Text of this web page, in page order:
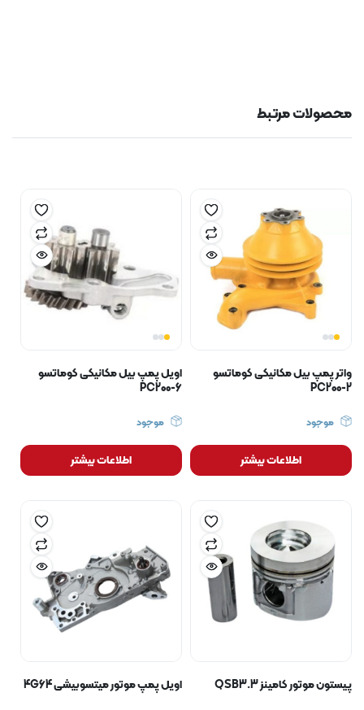
محصولات مرتبط
واتر پمپ بیل مکانیکی کوماتسو
PC200-2
موجود
اطلاعات بیشتر
اویل پمپ بیل مکانیکی کوماتسو
PC200-6
موجود
اطلاعات بیشتر
پیستون موتور کامینز QSB3.3 اویل پمپ موتور میتسوبیشی 4G64